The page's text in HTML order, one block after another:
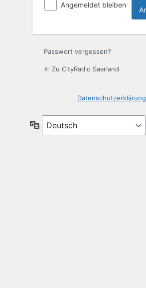
Angemeldet bleiben
Passwort vergessen?
← Zu CityRadio Saarland
Datenschutzerklärung
Sprache